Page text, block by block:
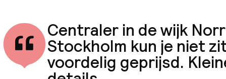
Centraler in de wijk
Stockholm kun je niet
voordelig geprijsd.